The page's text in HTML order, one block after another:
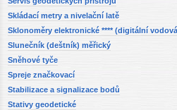
Skládací metry a nivelační latě
Sklonoměry elektronické **** (digitální
Slunečník (deštník) měřický
Sněhové tyče
Spreje značkovací
Stabilizace a signalizace bodů
Stativy geodetické